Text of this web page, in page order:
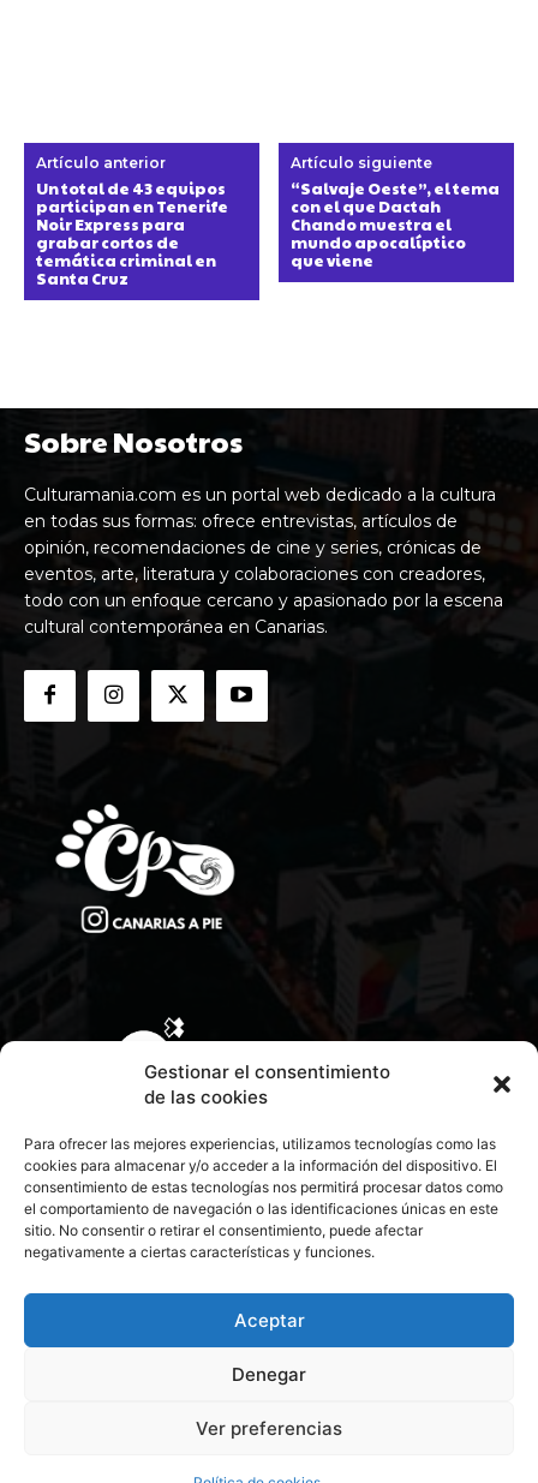
Gestionar el consentimiento
de las cookies
Para ofrecer las mejores experiencias, utilizamos tecnologías como las
cookies para almacenar y/o acceder a la información del dispositivo. El
consentimiento de estas tecnologías nos permitirá procesar datos como
el comportamiento de navegación o las identificaciones únicas en este
sitio. No consentir o retirar el consentimiento, puede afectar
negativamente a ciertas características y funciones.
Aceptar
Denegar
Ver preferencias
Artículo anterior
Un total de 43 equipos
participan en Tenerife
Noir Express para
grabar cortos de
temática criminal en
Santa Cruz
Artículo siguiente
“Salvaje Oeste”, el tema
con el que Dactah
Chando muestra el
mundo apocalíptico
que viene
Sobre Nosotros
Culturamania.com es un portal web dedicado a la cultura
en todas sus formas: ofrece entrevistas, artículos de
opinión, recomendaciones de cine y series, crónicas de
eventos, arte, literatura y colaboraciones con creadores,
todo con un enfoque cercano y apasionado por la escena
cultural contemporánea en Canarias.
CONTACTA CON NOSOTROS